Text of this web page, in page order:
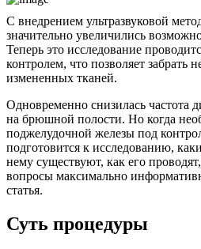
С внедрением ультразвуковой
значительно увеличились
Теперь это исследование
контролем, что позволяет забрать
измененных тканей.
Одновременно снизилась частота
на брюшной полости. Но когда
поджелудочной железы под
подготовится к исследованию,
нему существуют, как его
вопросы максимально
статья.
Суть процедуры